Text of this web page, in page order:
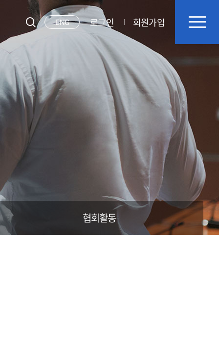
ENG 로그인 회원가입
협회활동